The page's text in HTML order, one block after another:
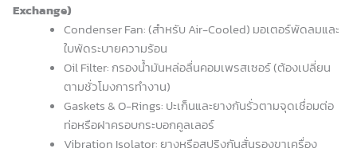
Exchange)
Condenser Fan: (สำหรับ Air-Cooled) มอเตอร์พัดลมและ
ใบพัดระบายความร้อน
Oil Filter: กรองน้ำมันหล่อลื่นคอมเพรสเซอร์ (ต้องเปลี่ยน
ตามชั่วโมงการทำงาน)
Gaskets & O-Rings: ปะเก็นและยางกันรั่วตามจุดเชื่อมต่อ
ท่อหรือฝาครอบกระบอกคูลเลอร์
Vibration Isolator: ยางหรือสปริงกันสั่นรองขาเครื่อง